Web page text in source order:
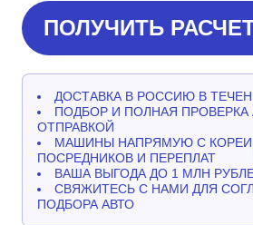
ПОЛУЧИТЬ
ДОСТАВКА В РОССИЮ В
ПОДБОР И ПОЛНАЯ ПРОВЕРКА
ОТПРАВКОЙ
МАШИНЫ НАПРЯМУЮ С КОРЕИ
ПОСРЕДНИКОВ И ПЕРЕПЛАТ
ВАША ВЫГОДА ДО 1 МЛН
СВЯЖИТЕСЬ С НАМИ ДЛЯ
ПОДБОРА АВТО